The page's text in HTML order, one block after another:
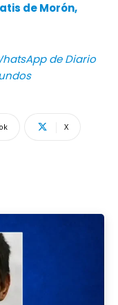
de Morón,
de Diario
X